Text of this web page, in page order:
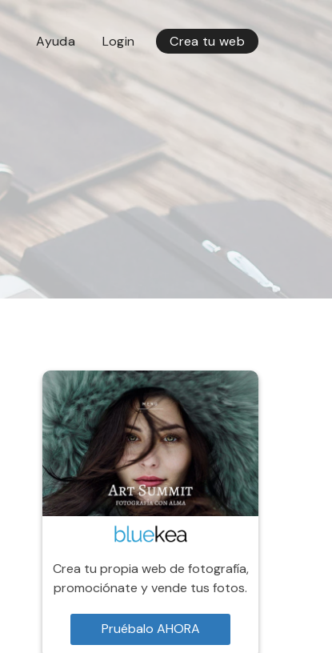
Ayuda Login Crea tu web
Crea tu propia web de fotografía,
promociónate y vende tus fotos.
Pruébalo AHORA